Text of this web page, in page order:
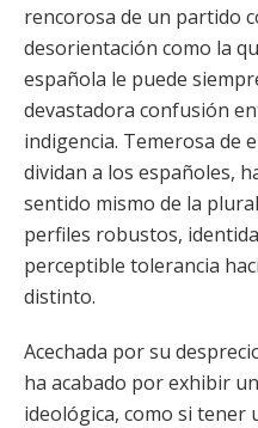
rencorosa de un partido
desorientación como la
española le puede
devastadora confusión
indigencia. Temerosa de
dividan a los españoles,
sentido mismo de la
perfiles robustos,
perceptible tolerancia
distinto.
Acechada por su
ha acabado por exhibir
ideológica, como si tener